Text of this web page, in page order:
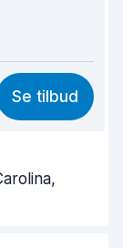
8,1
8,3
Se tilbud